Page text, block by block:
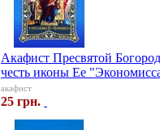
Акафист Пресвятой
честь иконы Ее
акафист
25 грн.